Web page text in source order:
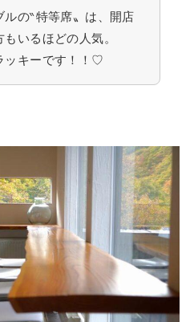
ルの‶特等席〟は、開店
いるほどの人気。
ッキーです！！♡